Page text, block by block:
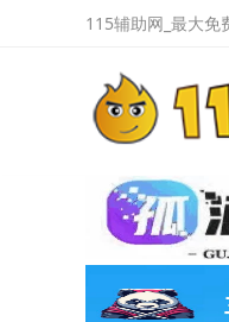
115辅助网_最大免